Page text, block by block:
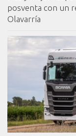
posventa con un
Olavarría